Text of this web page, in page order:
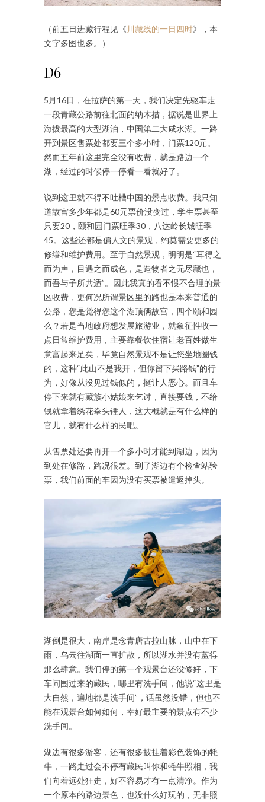
（前五日进藏行程见《 川藏线的一日四时》，本
文字多图也多。）
D6
5月16日，在拉萨的第一天，我们决定先驱车走
一段青藏公路前往北面的纳木措，据说是世界上
海拔最高的大型湖泊，中国第二大咸水湖。一路
开到景区售票处都要三个多小时，门票120元。
然而五年前这里完全没有收费，就是路边一个
湖，经过的时候停一停看一看就好了。
说到这里就不得不吐槽中国的景点收费。我只知
道故宫多少年都是60元票价没变过，学生票甚至
只要20，颐和园门票旺季30，八达岭长城旺季
45。这些还都是偏人文的景观，约莫需要更多的
修缮和维护费用。至于自然景观，明明是“耳得之
而为声，目遇之而成色，是造物者之无尽藏也，
而吾与子所共适”。因此我真的看不惯不合理的景
区收费，更何况所谓景区里的路也是本来普通的
公路，您是觉得您这个湖顶俩故宫，四个颐和园
么？若是当地政府想发展旅游业，就象征性收一
点日常维护费用，主要靠餐饮住宿让老百姓做生
意富起来足矣，毕竟自然景观不是让您坐地圈钱
的，这种“此山不是我开，但你留下买路钱”的行
为，好像从没见过钱似的，挺让人恶心。而且车
停下来就有藏族小姑娘来乞讨，直接要钱，不给
钱就拿着绣花拳头锤人，这大概就是有什么样的
官儿，就有什么样的民吧。
从售票处还要再开一个多小时才能到湖边，因为
到处在修路，路况很差。到了湖边有个检查站验
票，我们前面的车因为没有买票被遣返掉头。
湖倒是很大，南岸是念青唐古拉山脉，山中在下
雨，乌云往湖面一直扩散，所以湖水并没有蓝得
那么肆意。我们停的第一个观景台还没修好，下
车问围过来的藏民，哪里有洗手间，他说“这里是
大自然，遍地都是洗手间”，话虽然没错，但也不
能在观景台如何如何，幸好最主要的景点有不少
洗手间。
湖边有很多游客，还有很多披挂着彩色装饰的牦
牛，一路走过会不停有藏民叫你和牦牛照相，我
们向着远处狂走，好不容易才有一点清净。作为
一个原本的路边景色，也没什么好玩的，无非照